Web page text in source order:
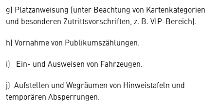
g) Platzanweisung (unter Beachtung von Kartenkategorien
und besonderen Zutrittsvorschriften, z. B. VIP-Bereich).
h) Vornahme von Publikumszählungen.
i) Ein- und Ausweisen von Fahrzeugen.
j) Aufstellen und Wegräumen von Hinweistafeln und
temporären Absperrungen.